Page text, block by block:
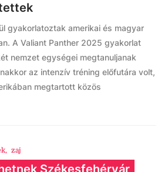
gyakorlatoztak amerikai és magyar
A Valiant Panther 2025 gyakorlat
nemzet egységei megtanuljanak
az intenzív tréning előfutára volt,
megtartott közös
, zaj
Székesfehérvár